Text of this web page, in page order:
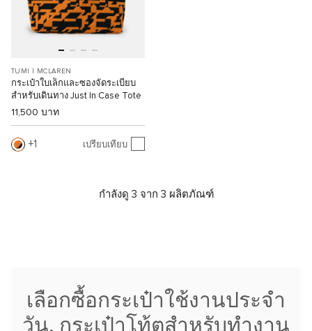
TUMI I MCLAREN
กระเป๋าใบเล็กและซองจัดระเบียบ
สำหรับเดินทาง Just In Case Tote
11,500 บาท
1 เปรียบเทียบ
กำลังดู 3 จาก 3 ผลิตภัณฑ์
เลือกซื้อกระเป๋าใช้งานประจำ
วัน, กระเป๋าโท้ตสำหรับทำงาน